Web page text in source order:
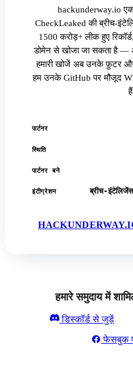
hackunderway.io एक
CheckLeaked की ब्रीच-
1500 करोड़+ लीक हुए
डोमेन से खोजा जा सकता है —
हमारी खोजें अब उनके फ़ुटर और
हम उनके GitHub पर मौजूद
पार्टनर
स्थिति
पार्टनर बने
इंटीग्रेशन ब्रीच-
हमारे समुदाय में
डिस्कॉर्ड से जुड़ें
फेसबुक